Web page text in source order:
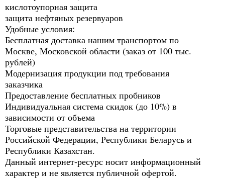
кислотоупорная защита
защита нефтяных резервуаров
Удобные условия:
Бесплатная доставка нашим транспортом по
Москве, Московской области (заказ от 100 тыс.
рублей)
Модернизация продукции под требования
заказчика
Предоставление бесплатных пробников
Индивидуальная система скидок (до 10%) в
зависимости от объема
Торговые представительства на территории
Российской Федерации, Республики Беларусь и
Республики Казахстан.
Данный интернет-ресурс носит информационный
характер и не является публичной офертой.